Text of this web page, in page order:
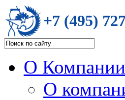
+7 (495)
О Компании
О